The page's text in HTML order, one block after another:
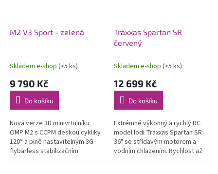
M2 V3 Sport - zelená
Skladem e-shop (>5 ks)
9 790 Kč
Do košíku
Nová verze 3D minivrtulníku
OMP M2 s CCPM deskou cykliky
120° a plně nastavitelným 3G
flybarless stabilizačním
systémem OFS3+ (přepínatelné
Traxxas Spartan SR
červený
Skladem e-shop (>5 ks)
12 699 Kč
Do košíku
Extrémně výkonný a rychlý RC
model lodi Traxxas Spartan SR
36" se střídavým motorem a
vodním chlazením. Rychlost až
80 km/h. Exkluzivní funkce